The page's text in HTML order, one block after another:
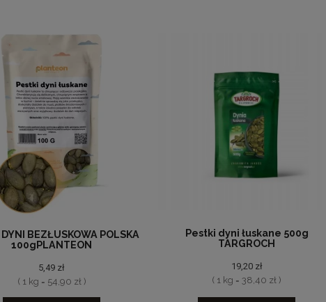
BEZŁUSKOWA POLSKA
100gPLANTEON
5,49 zł
( 1 kg = 54,90 zł )
Pestki dyni łuskane 500g
TARGROCH
19,20 zł
( 1 kg = 38,40 zł )